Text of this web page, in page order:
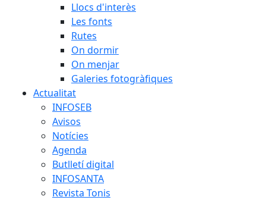
Llocs d'interès
Les fonts
Rutes
On dormir
On menjar
Galeries fotogràfiques
Actualitat
INFOSEB
Avisos
Notícies
Agenda
Butlletí digital
INFOSANTA
Revista Tonis